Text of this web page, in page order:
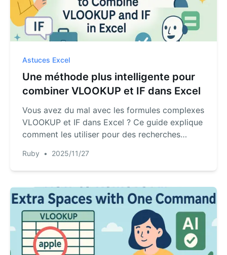
Astuces Excel
Une méthode plus intelligente pour
combiner VLOOKUP et IF dans Excel
Vous avez du mal avec les formules complexes
VLOOKUP et IF dans Excel ? Ce guide explique
comment les utiliser pour des recherches
encore. Nous comparons également la
méthode traditionnelle avec un outil d'IA
utilisant un anglais simple, vous faisant gagner
du temps et des efforts.
Ruby • 2025/11/27